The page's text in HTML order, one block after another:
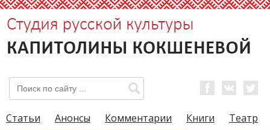
Статьи Анонсы Комментарии Книги Театр